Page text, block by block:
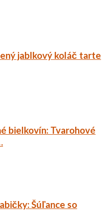
jablkový koláč tarte
bielkovín: Tvarohové
Šúľance so